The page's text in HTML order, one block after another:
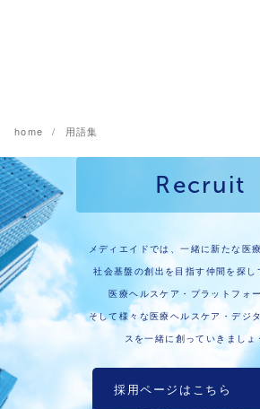
home 用語集
Recruit
メディエイドでは、一緒に新たな医
社会基盤の創出を目指す仲間を探し
医療ヘルスケア・プラットフォー
そして様々な医療ヘルスケア・デジ
スを一緒に創っていきましょ
採用ページはこちら